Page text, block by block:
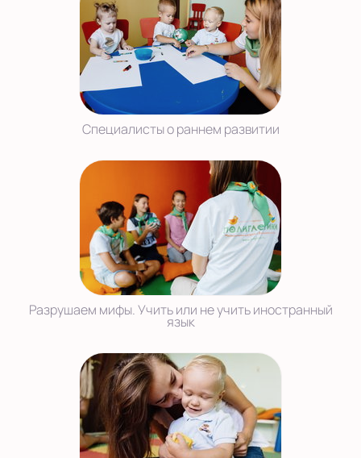
Специалисты о раннем развитии
Разрушаем мифы. Учить или не учить иностранный
язык